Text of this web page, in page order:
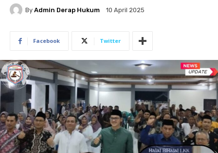
By Admin Derap Hukum 10 April 2025
Facebook Twitter